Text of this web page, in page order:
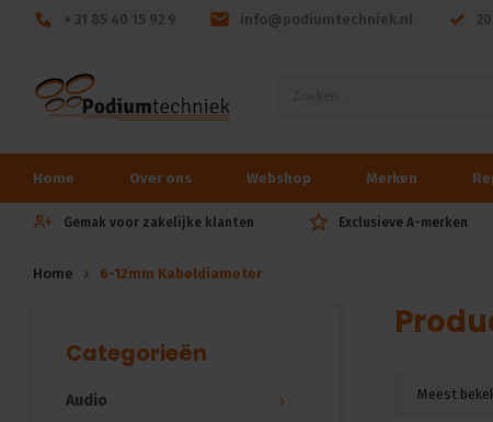
+ 31 85 40 15 92 9 info@podiumtechniek.nl
Home Over ons Webshop Merken
Gemak voor zakelijke klanten Exclusieve A-merken
Home 6-12mm Kabeldiameter
Categorieën
Audio Meest